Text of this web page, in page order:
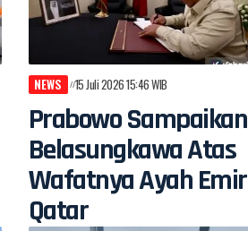
NEWS 15 Juli 2026 15:46 WIB
Prabowo Sampaikan
Belasungkawa Atas
Wafatnya Ayah Emir
Qatar